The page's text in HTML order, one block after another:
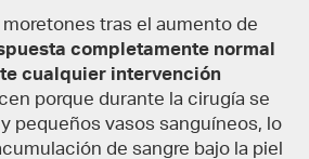
moretones tras el aumento de
completamente normal
cualquier intervención
porque durante la cirugía se
pequeños vasos sanguíneos, lo
de sangre bajo la piel